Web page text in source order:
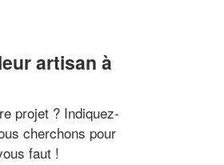
artisan à
projet ? Indiquez-
cherchons pour
faut !